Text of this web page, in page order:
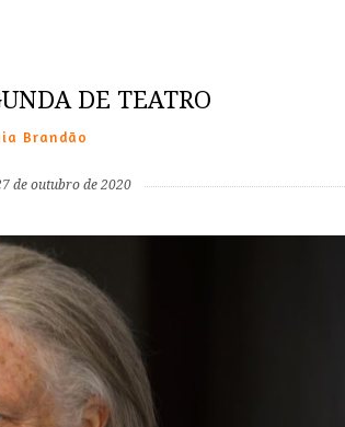
DE TEATRO
Brandão
de outubro de 2020